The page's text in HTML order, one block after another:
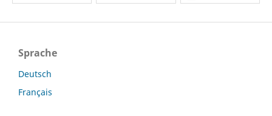
Sprache
Deutsch
Français